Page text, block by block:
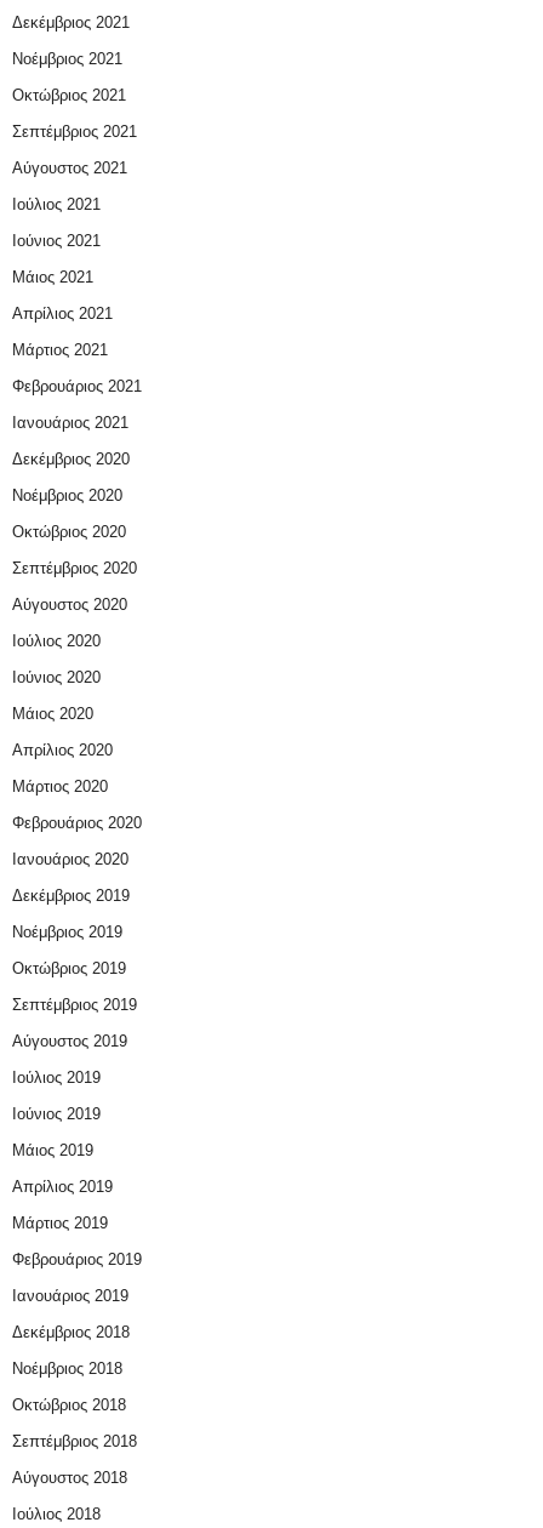
Δεκέμβριος 2021
Νοέμβριος 2021
Οκτώβριος 2021
Σεπτέμβριος 2021
Αύγουστος 2021
Ιούλιος 2021
Ιούνιος 2021
Μάιος 2021
Απρίλιος 2021
Μάρτιος 2021
Φεβρουάριος 2021
Ιανουάριος 2021
Δεκέμβριος 2020
Νοέμβριος 2020
Οκτώβριος 2020
Σεπτέμβριος 2020
Αύγουστος 2020
Ιούλιος 2020
Ιούνιος 2020
Μάιος 2020
Απρίλιος 2020
Μάρτιος 2020
Φεβρουάριος 2020
Ιανουάριος 2020
Δεκέμβριος 2019
Νοέμβριος 2019
Οκτώβριος 2019
Σεπτέμβριος 2019
Αύγουστος 2019
Ιούλιος 2019
Ιούνιος 2019
Μάιος 2019
Απρίλιος 2019
Μάρτιος 2019
Φεβρουάριος 2019
Ιανουάριος 2019
Δεκέμβριος 2018
Νοέμβριος 2018
Οκτώβριος 2018
Σεπτέμβριος 2018
Αύγουστος 2018
Ιούλιος 2018